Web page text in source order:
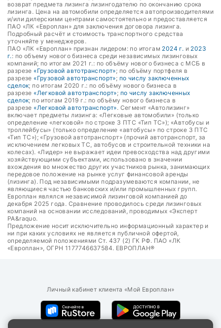
возврат предмета лизинга лизингодателю по окончанию срока
лизинга. Цена на автомобили определяется автопроизводителями
и/или дилерскими центрами самостоятельно и предоставляется
ПАО «ЛК «Европлан» для заключения договора лизинга.
Подробный расчёт и стоимость транспортного средства
уточняйте у менеджеров.
ПАО «ЛК «Европлан» признан лидером: по итогам 2024 г. и 2023
г.: по объему нового бизнеса среди независимых лизинговых
компаний; по итогам 2021 г.: по объёму нового бизнеса с МСБ в
разрезе «Грузовой автотранспорт»; по объёму портфеля в
разрезе «Грузовой автотранспорт»; по числу заключенных
сделок; по итогам 2020 г.: по объёму нового бизнеса в
разрезе «Легковой автотранспорт»; по числу заключенных
сделок; по итогам 2019 г.: по объёму нового бизнеса в
разрезе «Легковой автотранспорт». Сегмент «Автолизинг»
включает предметы лизинга: «Легковые автомобили» (только
определение «легковой» по строке 3 ПТС «Тип ТС»); «Автобусы и
троллейбусы» (только определение «автобусы» по строке 3 ПТС
«Тип ТС»); «Грузовой автотранспорт» (прочий автотранспорт, за
исключением легковых ТС, автобусов и строительной техники на
колесах). «Лидер» не выражает идеи превосходства над другими
хозяйствующими субъектами, использовано в значении
вхождения во множество других участников рынка, занимающих
передовое положение на рынке услуг финансовой аренды
(лизинга). Под независимыми подразумеваются компании, не
являющиеся частью банковских и/или промышленных групп.
Европлан являлся независимой лизинговой компанией до
декабря 2025 года. Сравнение проводилось среди лизинговых
компаний на основании исследований, проводимых «Эксперт
РА&raquo.
Предложение носит исключительно информационный характер и
ни при каких условиях не является публичной офертой,
определяемой положениями Ст. 437 (2) ГК РФ. ПАО «ЛК
«Европлан», ОГРН 1177746637584. ЕВРОПЛАН®
Личный кабинет клиента «Мой Европлан»